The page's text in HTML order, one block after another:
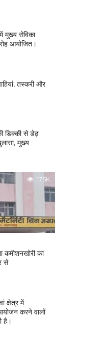
में मुख्य सेविका
आयोजित।
तस्करी और
डिक्की से डेढ़
मुख्य
17.5K
कमीशनखोरी का
से
क्षेत्र में
करने वालों
है।